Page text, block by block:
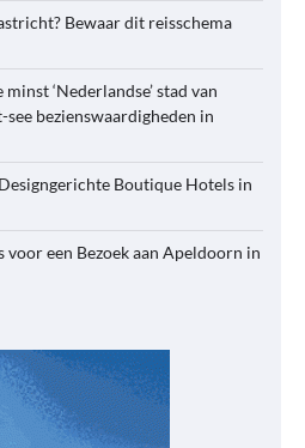
Bewaar dit reisschema
‘Nederlandse’ stad van
bezienswaardigheden in
Boutique Hotels in
voor een Bezoek aan Apeldoorn in